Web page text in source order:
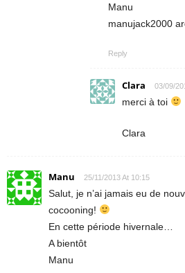
Manu
manujack2000
Reply
Clara 03/09/
merci à toi
Clara
Manu 25/11/2013 At 10:15
Salut, je n’ai jamais eu de
cocooning!
En cette période hivernale…
A bientôt
Manu